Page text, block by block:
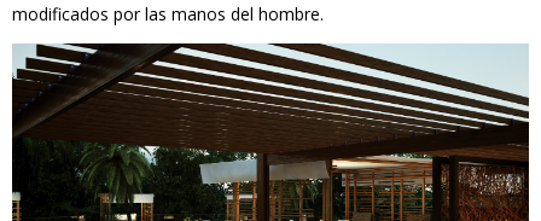
modificados por las manos del hombre.